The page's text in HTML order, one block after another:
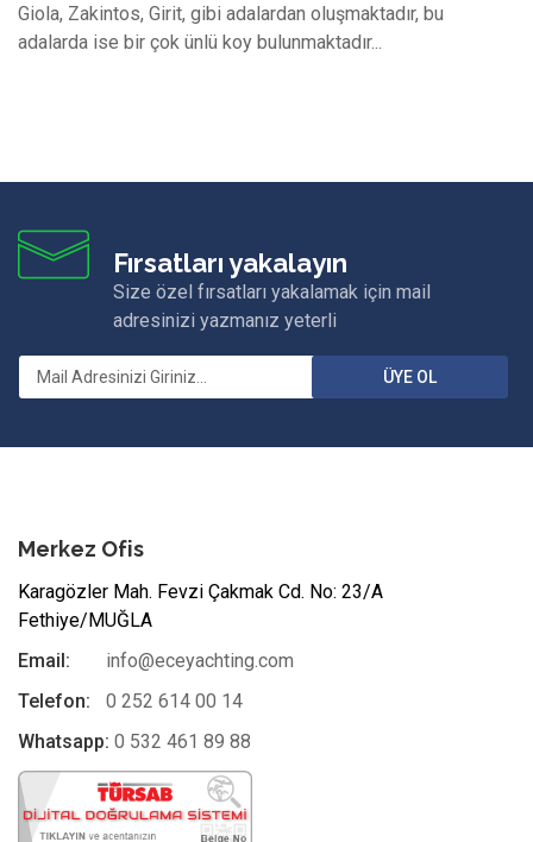
Giola, Zakintos, Girit, gibi adalardan oluşmaktadır, bu
adalarda ise bir çok ünlü koy bulunmaktadır...
Fırsatları yakalayın
Size özel fırsatları yakalamak için mail
adresinizi yazmanız yeterli
ÜYE OL
Merkez Ofis
Karagözler Mah. Fevzi Çakmak Cd. No: 23/A
Fethiye/MUĞLA
Email:
info@eceyachting.com
Telefon:
0 252 614 00 14
Whatsapp: 0 532 461 89 88